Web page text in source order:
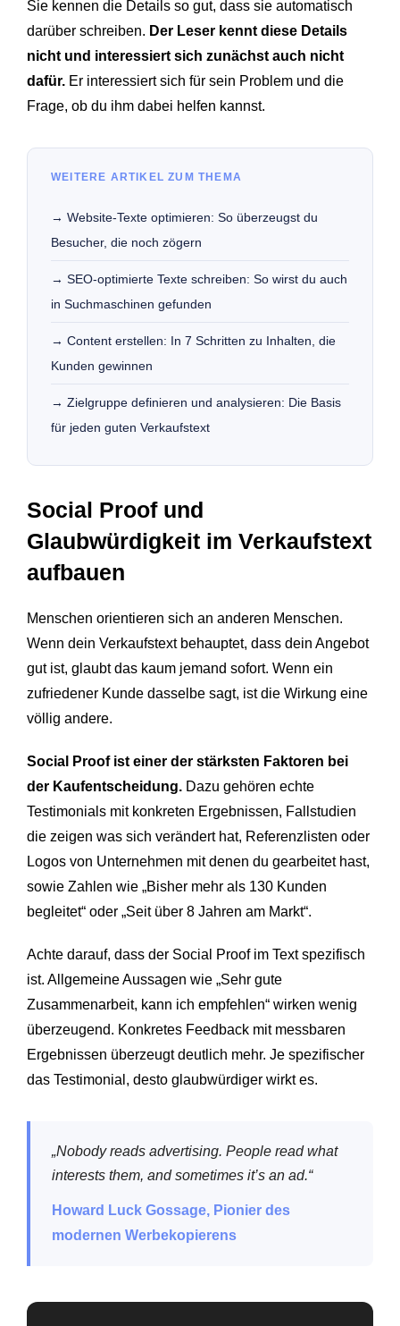
Sie kennen die Details so gut, dass sie automatisch
darüber schreiben. Der Leser kennt diese Details
nicht und interessiert sich zunächst auch nicht
dafür. Er interessiert sich für sein Problem und die
Frage, ob du ihm dabei helfen kannst.
WEITERE ARTIKEL ZUM THEMA
→ Website-Texte optimieren: So überzeugst du
Besucher, die noch zögern
→ SEO-optimierte Texte schreiben: So wirst du auch
in Suchmaschinen gefunden
→ Content erstellen: In 7 Schritten zu Inhalten, die
Kunden gewinnen
→ Zielgruppe definieren und analysieren: Die Basis
für jeden guten Verkaufstext
Social Proof und
Glaubwürdigkeit im Verkaufstext
aufbauen
Menschen orientieren sich an anderen Menschen.
Wenn dein Verkaufstext behauptet, dass dein Angebot
gut ist, glaubt das kaum jemand sofort. Wenn ein
zufriedener Kunde dasselbe sagt, ist die Wirkung eine
völlig andere.
Social Proof ist einer der stärksten Faktoren bei
der Kaufentscheidung. Dazu gehören echte
Testimonials mit konkreten Ergebnissen, Fallstudien
die zeigen was sich verändert hat, Referenzlisten oder
Logos von Unternehmen mit denen du gearbeitet hast,
sowie Zahlen wie „Bisher mehr als 130 Kunden
begleitet“ oder „Seit über 8 Jahren am Markt“.
Achte darauf, dass der Social Proof im Text spezifisch
ist. Allgemeine Aussagen wie „Sehr gute
Zusammenarbeit, kann ich empfehlen“ wirken wenig
überzeugend. Konkretes Feedback mit messbaren
Ergebnissen überzeugt deutlich mehr. Je spezifischer
das Testimonial, desto glaubwürdiger wirkt es.
„Nobody reads advertising. People read what
interests them, and sometimes it’s an ad.“
Howard Luck Gossage, Pionier des
modernen Werbekopierens